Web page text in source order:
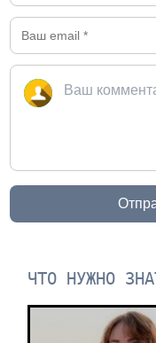
ЧТО НУЖНО